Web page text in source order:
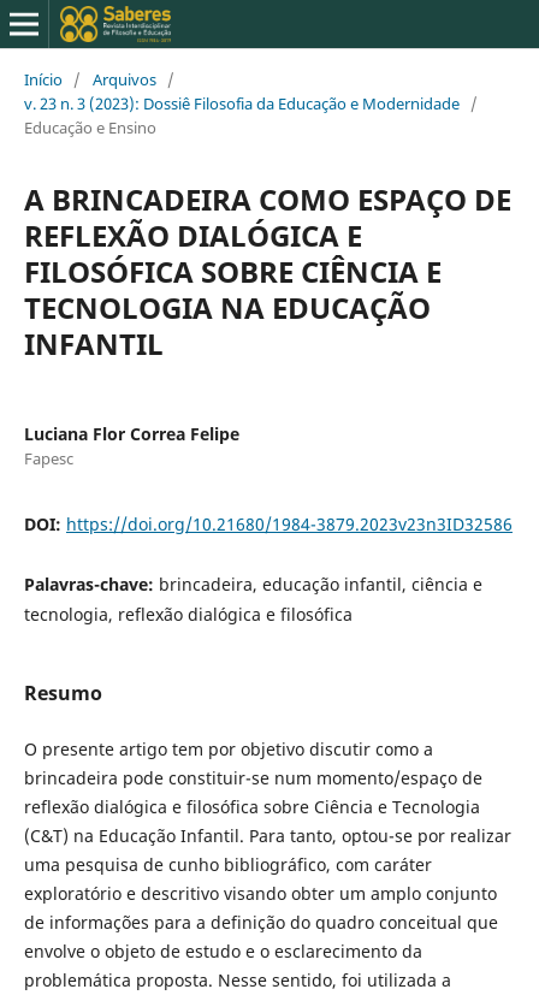
Início / Arquivos /
v. 23 n. 3 (2023): Dossiê Filosofia da Educação e Modernidade /
Educação e Ensino
A BRINCADEIRA COMO ESPAÇO DE
REFLEXÃO DIALÓGICA E
FILOSÓFICA SOBRE CIÊNCIA E
TECNOLOGIA NA EDUCAÇÃO
INFANTIL
Luciana Flor Correa Felipe
Fapesc
DOI: https://doi.org/10.21680/1984-3879.2023v23n3ID32586
Palavras-chave: brincadeira, educação infantil, ciência e
tecnologia, reflexão dialógica e filosófica
Resumo
O presente artigo tem por objetivo discutir como a
brincadeira pode constituir-se num momento/espaço de
reflexão dialógica e filosófica sobre Ciência e Tecnologia
(C&T) na Educação Infantil. Para tanto, optou-se por realizar
uma pesquisa de cunho bibliográfico, com caráter
exploratório e descritivo visando obter um amplo conjunto
de informações para a definição do quadro conceitual que
envolve o objeto de estudo e o esclarecimento da
problemática proposta. Nesse sentido, foi utilizada a